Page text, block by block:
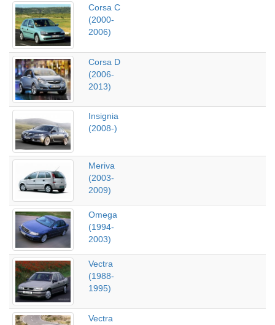
Corsa C
(2000-
2006)
Corsa D
(2006-
2013)
Insignia
(2008-)
Meriva
(2003-
2009)
Omega
(1994-
2003)
Vectra
(1988-
1995)
Vectra